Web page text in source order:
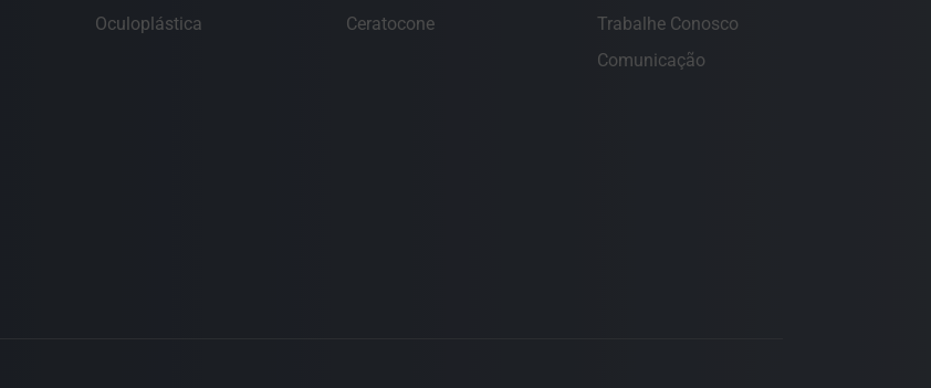
Oculoplástica
Ceratocone
Trabalhe Conosco
Comunicação